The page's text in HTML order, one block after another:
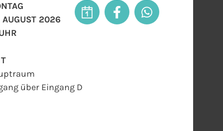
2026
über Eingang D